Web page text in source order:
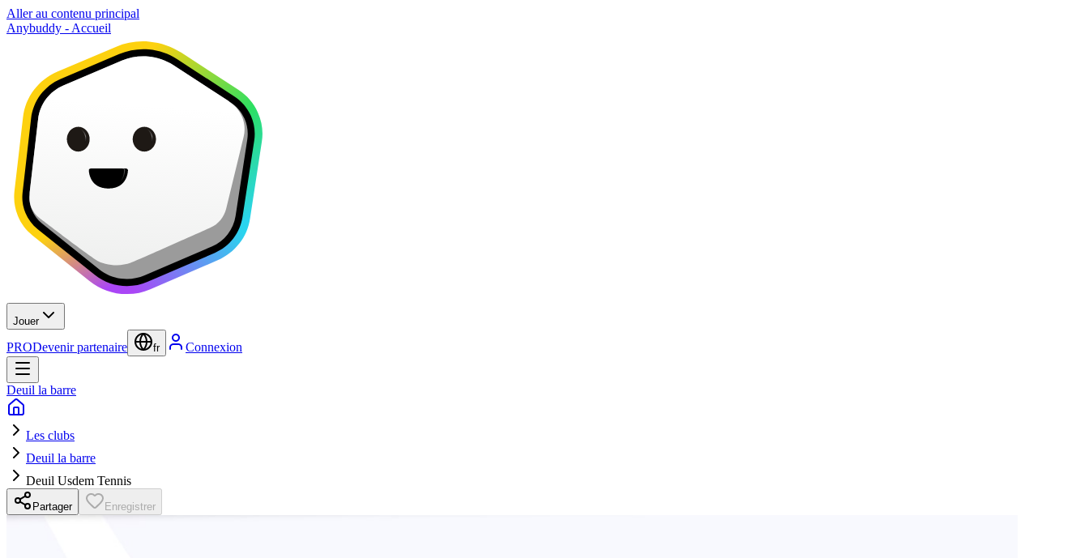
Aller au contenu principal
Anybuddy - Accueil
Jouer
PRODevenir partenaire fr Connexion
Deuil la barre
Les clubs
Deuil la barre
Deuil Usdem Tennis
Partager Enregistrer